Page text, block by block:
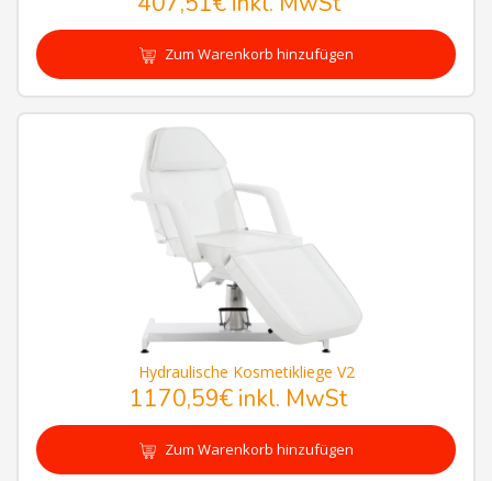
Zum Warenkorb hinzufügen
Hydraulische Kosmetikliege V2
1170,59€ inkl. MwSt
Zum Warenkorb hinzufügen